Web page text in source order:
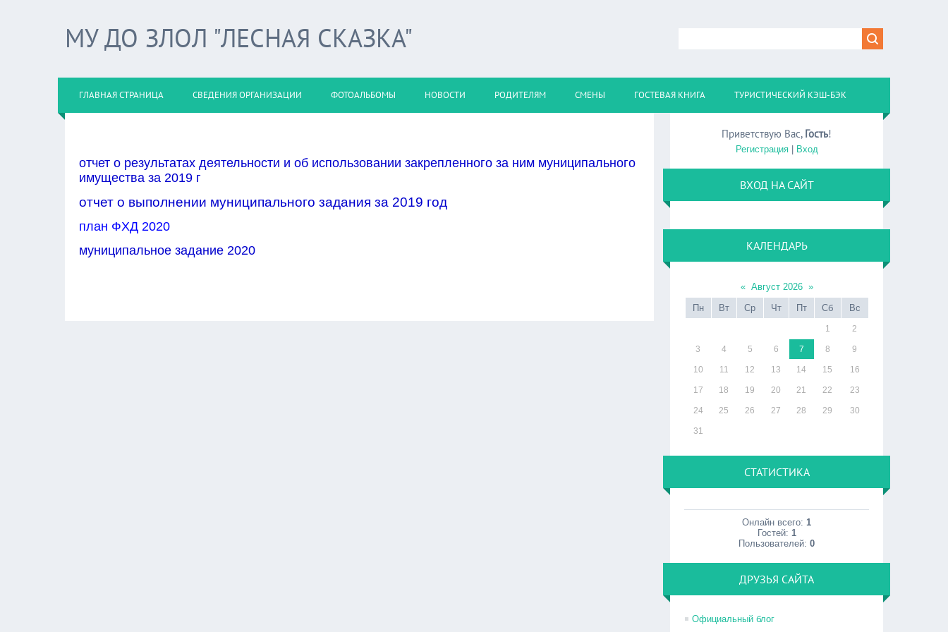
МУ ДО ЗЛОЛ "ЛЕСНАЯ СКАЗКА"
ГЛАВНАЯ СТРАНИЦА СВЕДЕНИЯ ОРГАНИЗАЦИИ ФОТОАЛЬБОМЫ НОВОСТИ РОДИТЕЛЯМ СМЕНЫ ГОСТЕВАЯ КНИГА ТУРИСТИЧЕСКИЙ КЭШ-БЭК
отчет о результатах деятельности и об использовании закрепленного за ним муниципального
имущества за 2019 г
отчет о выполнении муниципального задания за 2019 год
план ФХД 2020
муниципальное задание 2020
Приветствую Вас, Гость!
Регистрация| Вход
ВХОД НА САЙТ
КАЛЕНДАРЬ
« Август 2026 »
Пн
Вт Ср Чт Пт Сб Вс
1 2
3 4 5 6 7 8 9
10 11 12 13 14 15 16
17 18 19 20 21 22 23
24 25 26 27 28 29 30
31
СТАТИСТИКА
Онлайн всего:1
Гостей: 1
Пользователей:0
ДРУЗЬЯ САЙТА
Официальный блог